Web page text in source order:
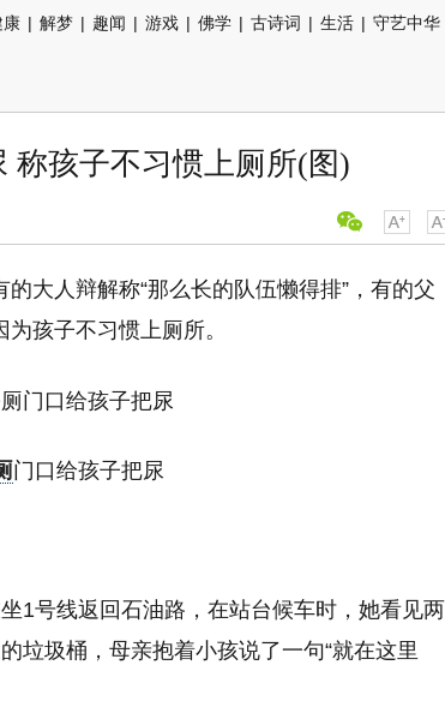
康 | 解梦 | 趣闻 | 游戏 | 佛学 | 古诗词 | 生活 | 守艺中华
称孩子不习惯上厕所(图)
大人辩解称“那么长的队伍懒得排”，有的父
孩子不习惯上厕所。
门口给孩子把尿
1号线返回石油路，在站台候车时，她看见两
垃圾桶，母亲抱着小孩说了一句“就在这里